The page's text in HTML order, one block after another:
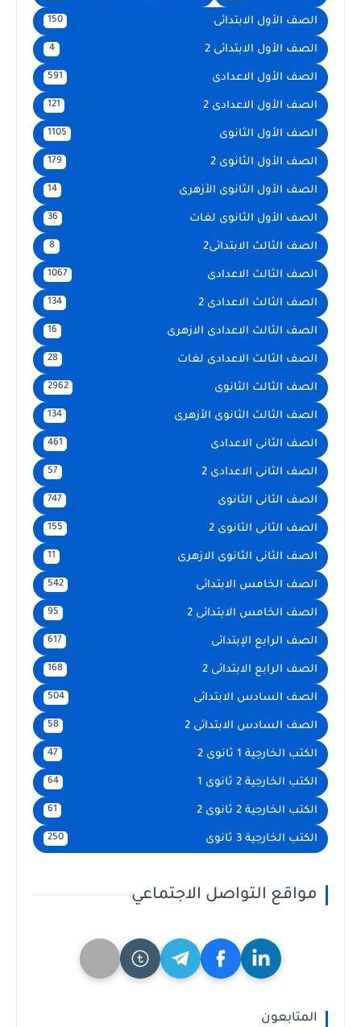
الصف الأول الابتدائى 150
الصف الأول الابتدائى 2 4
الصف الأول الاعدادى 591
الصف الأول الاعدادى 2 121
الصف الأول الثانوى 1105
الصف الأول الثانوى 2 179
الصف الأول الثانوى الأزهرى 14
الصف الأول الثانوى لغات 36
الصف الثالث الابتدائى2 8
الصف الثالث الاعدادى 1067
الصف الثالث الاعدادى 2 134
الصف الثالث الاعدادى الازهرى 16
الصف الثالث الاعدادى لغات 28
الصف الثالث الثانوى 2962
الصف الثالث الثانوى الأزهرى 134
الصف الثانى الاعدادى 461
الصف الثانى الاعدادى 2 57
الصف الثانى الثانوى 747
الصف الثانى الثانوى 2 155
الصف الثانى الثانوى الازهرى 11
الصف الخامس الابتدائى 542
الصف الخامس الابتدائى 2 95
الصف الرابع الإبتدائى 617
الصف الرابع الابتدائى 2 168
الصف السادس الابتدائى 504
الصف السادس الابتدائى 2 58
الكتب الخارجية 1 ثانوى 2 47
الكتب الخارجية 2 ثانوى 1 64
الكتب الخارجية 2 ثانوى 2 61
الكتب الخارجية 3 ثانوى 250
مواقع التواصل الاجتماعي
المتابعون